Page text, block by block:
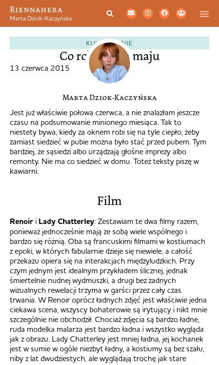
Riennahera
Marta Dziok-Kaczyńska
KULTURALNIE
Co robiłam w maju
13 czerwca 2015
Marta Dziok-Kaczyńska
Jest już właściwie połowa czerwca, a nie znalazłam jeszcze
czasu na podsumowanie minionego miesiąca. Tak to
niestety bywa, kiedy za oknem robi się na tyle ciepło, żeby
zamiast siedzieć w pubie można było stać przed pubem. Tym
bardziej, że sąsiedzi albo urządzają głośne imprezy albo
remonty. Nie ma co siedzieć w domu. Toteż teksty piszę w
kawiarni.
Film
Renoir i Lady Chatterley: Zestawiam te dwa filmy razem,
ponieważ jednocześnie mają ze sobą wiele wspólnego i
bardzo się różnią. Oba są francuskimi filmami w kostiumach
z epoki, w których fabularnie dzieje się niewiele, a całość
przekazu opiera się na interakcjach międzyludzkich. Przy
czym jednym jest idealnym przykładem ślicznej, jednak
śmiertelnie nudnej wydmuszki, a drugi bez żadnych
wizualnych rewelacji trzyma w garści przez cały czas
trwania. W Renoir oprócz ładnych zdjęć jest właściwie jedna
ciekawa scena, wszyscy bohaterowie są irytujący i nikt mnie
szczególnie nie obchodził. Chociaż zdjęcia są bardzo ładne,
ruda modelka malarza jest bardzo ładna i wszystko wygląda
jak z obrazu. Lady Chatterley jest mniej ładna, jej kochanek
jest w sumie w ogóle niezbyt ładny, a kostiumy są bez szału,
niby z lat dwudziestych, ale wyglądają trochę jak stare